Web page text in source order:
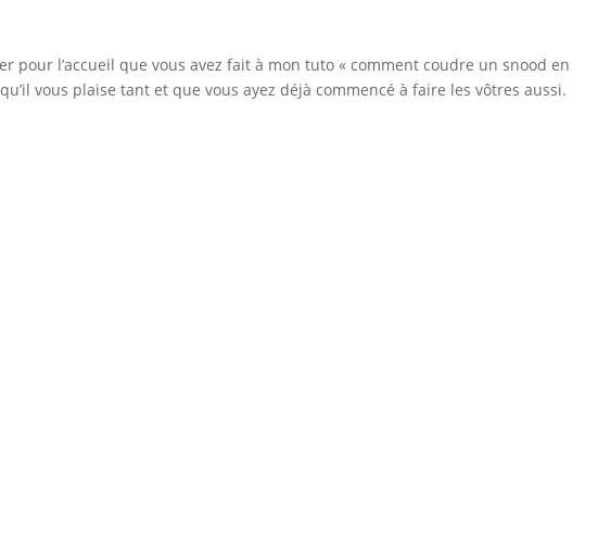
pour l’accueil que vous avez fait à mon tuto « comment coudre un snood en
vous plaise tant et que vous ayez déjà commencé à faire les vôtres aussi.